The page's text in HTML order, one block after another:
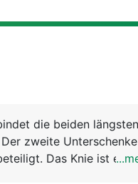
die beiden
zweite
Das Knie ist eine